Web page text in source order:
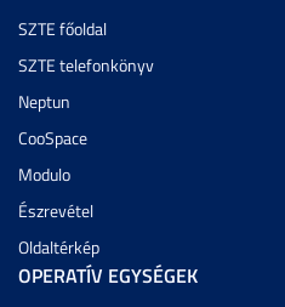
SZTE főoldal
SZTE telefonkönyv
Neptun
CooSpace
Modulo
Észrevétel
Oldaltérkép
OPERATÍV EGYSÉGEK